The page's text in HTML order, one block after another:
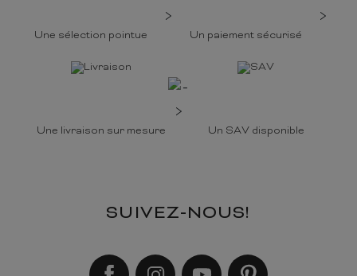
Une sélection pointue Un paiement sécurisé
Une livraison sur mesure Un SAV disponible
SUIVEZ-NOUS!